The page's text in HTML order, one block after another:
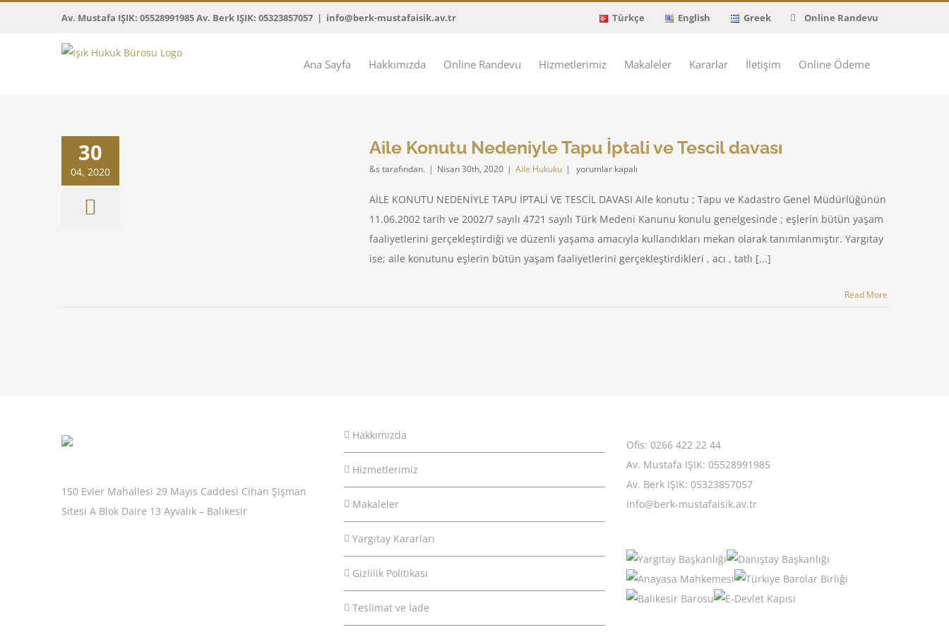
Av. Mustafa IŞIK: 05528991985 Av. Berk IŞIK: 05323857057 | info@berk-mustafaisik.av.tr Türkçe English Greek Online Randevu
Ana Sayfa Hakkımızda Online Randevu Hizmetlerimiz Makaleler Kararlar İletişim Online Ödeme
30
04, 2020
Tapu İptali ve
Aile Konutu Nedeniyle Tapu İptali ve Tescil davası
&s tarafından. | Nisan 30th, 2020 | Aile Hukuku |
Aile
Nedeniyle
Tapu
İptali
Tescil
davası
yorumlar kapalı
AİLE KONUTU NEDENİYLE TAPU İPTALİ VE TESCİL DAVASI Aile konutu ; Tapu ve Kadastro Genel Müdürlüğünün
11.06.2002 tarih ve 2002/7 sayılı 4721 sayılı Türk Medeni Kanunu konulu genelgesinde ; eşlerin bütün yaşam
faaliyetlerini gerçekleştirdiği ve düzenli yaşama amacıyla kullandıkları mekan olarak tanımlanmıştır. Yargıtay
ise; aile konutunu eşlerin bütün yaşam faaliyetlerini gerçekleştirdikleri , acı , tatlı [...]
Read More
150 Evler Mahallesi 29 Mayıs Caddesi Cihan Şişman
Sitesi A Blok Daire 13 Ayvalık – Balıkesir
Hakkımızda
Hizmetlerimiz
Makaleler
Yargıtay Kararları
Gizlilik Politikası
Teslimat ve İade
Ofis: 0266 422 22 44
Av. Mustafa IŞIK: 05528991985
Av. Berk IŞIK: 05323857057
info@berk-mustafaisik.av.tr